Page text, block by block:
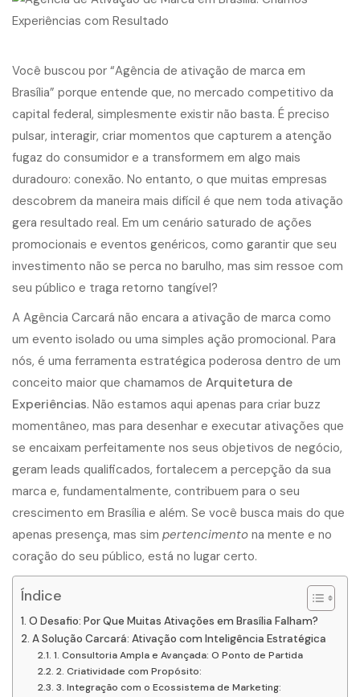
Você buscou por “Agência de ativação de marca em
Brasília” porque entende que, no mercado competitivo da
capital federal, simplesmente existir não basta. É preciso
pulsar, interagir, criar momentos que capturem a atenção
fugaz do consumidor e a transformem em algo mais
duradouro: conexão. No entanto, o que muitas empresas
descobrem da maneira mais difícil é que nem toda ativação
gera resultado real. Em um cenário saturado de ações
promocionais e eventos genéricos, como garantir que seu
investimento não se perca no barulho, mas sim ressoe com
seu público e traga retorno tangível?
A Agência Carcará não encara a ativação de marca como
um evento isolado ou uma simples ação promocional. Para
nós, é uma ferramenta estratégica poderosa dentro de um
conceito maior que chamamos de Arquitetura de
Experiências. Não estamos aqui apenas para criar buzz
momentâneo, mas para desenhar e executar ativações que
se encaixam perfeitamente nos seus objetivos de negócio,
geram leads qualificados, fortalecem a percepção da sua
marca e, fundamentalmente, contribuem para o seu
crescimento em Brasília e além. Se você busca mais do que
apenas presença, mas sim pertencimento na mente e no
coração do seu público, está no lugar certo.
Índice
O Desafio: Por Que Muitas Ativações em Brasília Falham?
A Solução Carcará: Ativação com Inteligência Estratégica
1. Consultoria Ampla e Avançada: O Ponto de Partida
2. Criatividade com Propósito:
3. Integração com o Ecossistema de Marketing: